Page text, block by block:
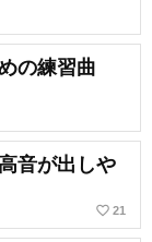
の練習曲
音が出しや
favorite_border 21